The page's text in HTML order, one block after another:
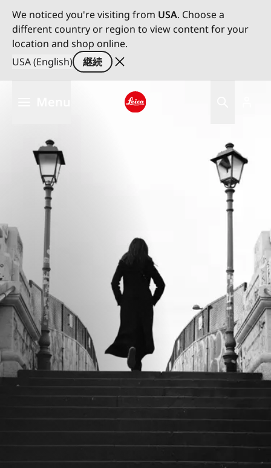
We noticed you're visiting from USA. Choose a
different country or region to view content for your
location and shop online.
USA (English)
継続
動